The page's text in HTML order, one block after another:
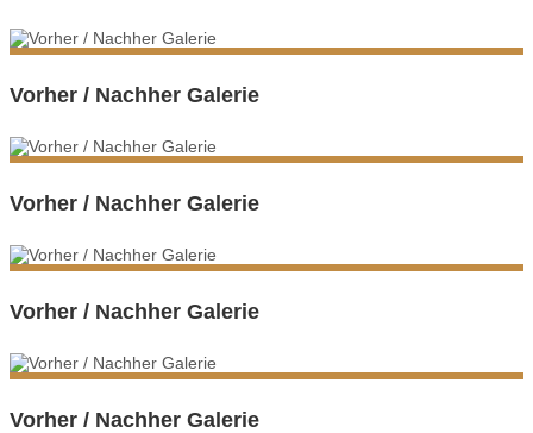
Vorher / Nachher Galerie
Vorher / Nachher Galerie
Vorher / Nachher Galerie
Vorher / Nachher Galerie